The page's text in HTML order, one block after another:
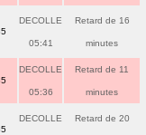
DECOLLE
05:41
Retard de 16
minutes
DECOLLE
05:36
Retard de 11
minutes
DECOLLE Retard de 20